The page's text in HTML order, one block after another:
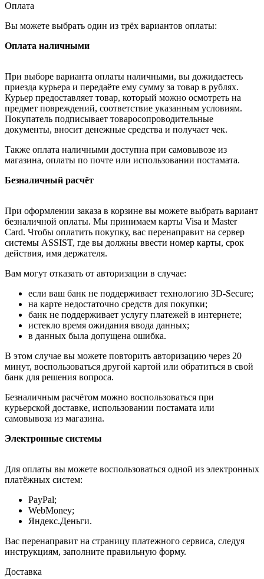
Оплата
Вы можете выбрать один из трёх вариантов оплаты:
Оплата наличными
При выборе варианта оплаты наличными, вы дожидаетесь
приезда курьера и передаёте ему сумму за товар в рублях.
Курьер предоставляет товар, который можно осмотреть на
предмет повреждений, соответствие указанным условиям.
Покупатель подписывает товаросопроводительные
документы, вносит денежные средства и получает чек.
Также оплата наличными доступна при самовывозе из
магазина, оплаты по почте или использовании постамата.
Безналичный расчёт
При оформлении заказа в корзине вы можете выбрать вариант
безналичной оплаты. Мы принимаем карты Visa и Master
Card. Чтобы оплатить покупку, вас перенаправит на сервер
системы ASSIST, где вы должны ввести номер карты, срок
действия, имя держателя.
Вам могут отказать от авторизации в случае:
если ваш банк не поддерживает технологию 3D-Secure;
на карте недостаточно средств для покупки;
банк не поддерживает услугу платежей в интернете;
истекло время ожидания ввода данных;
в данных была допущена ошибка.
В этом случае вы можете повторить авторизацию через 20
минут, воспользоваться другой картой или обратиться в свой
банк для решения вопроса.
Безналичным расчётом можно воспользоваться при
курьерской доставке, использовании постамата или
самовывоза из магазина.
Электронные системы
Для оплаты вы можете воспользоваться одной из электронных
платёжных систем:
PayPal;
WebMoney;
Яндекс.Деньги.
Вас перенаправит на страницу платежного сервиса, следуя
инструкциям, заполните правильную форму.
Доставка